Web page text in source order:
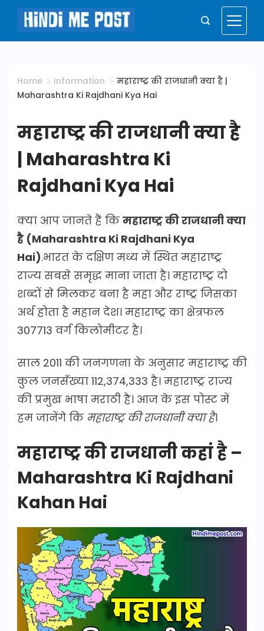
Skip
content
Hindi
Me
Post
Home Information
महाराष्ट्र की राजधानी क्या है |
Maharashtra Ki Rajdhani Kya Hai
महाराष्ट्र की राजधानी क्या है
| Maharashtra Ki
Rajdhani Kya Hai
क्या आप जानते हैं कि महाराष्ट्र की राजधानी क्या
है (Maharashtra Ki Rajdhani Kya
Hai).भारत के दक्षिण मध्य में स्थित महाराष्ट्र
राज्य सबसे समृद्ध माना जाता है। महाराष्ट्र दो
शब्दों से मिलकर बना है महा और राष्ट्र जिसका
अर्थ होता है महान देश। महाराष्ट्र का क्षेत्रफल
307713 वर्ग किलोमीटर है।
साल 2011 की जनगणना के अनुसार महाराष्ट्र की
कुल जनसँख्या 112,374,333 है। महाराष्ट्र राज्य
की प्रमुख भाषा मराठी है। आज के इस पोस्ट में
हम जानेंगे कि महाराष्ट्र की राजधानी क्या है।
महाराष्ट्र की राजधानी कहां है –
Maharashtra Ki Rajdhani
Kahan Hai